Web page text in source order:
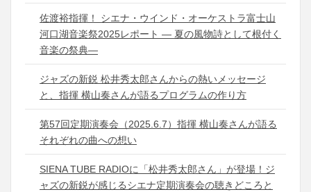
佐渡裕指揮！ シエナ・ウインド・オーケストラ富士山
河口湖音楽祭2025レポート ― 夏の風物詩として根付く
音楽の祭典―
ジャズの新鋭 松井秀太郎さんからの熱いメッセージ
と、指揮 横山奏さんが語るプログラムの作り方
第57回定期演奏会（2025.6.7）指揮 横山奏さんが語る
それぞれの曲への想い
SIENA TUBE RADIOに「松井秀太郎さん」が登場！ジ
ャズの新鋭が感じるシエナ定期演奏会の聴きどころと